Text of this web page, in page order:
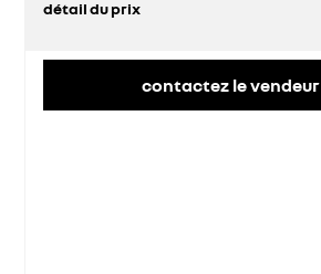
détail du prix
contactez le vendeur